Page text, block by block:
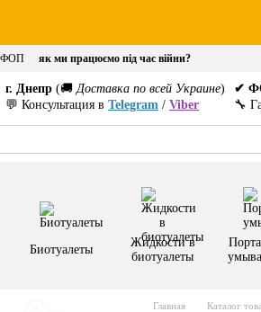
ФОП як ми працюємо під час війни?
г. Днепр (🚚 Доставка по всей Украине)
💬 Консультация в Telegram / Viber
✔
🔧
Биотуалеты
Жидкости в
биотуалеты
Главная Каталог